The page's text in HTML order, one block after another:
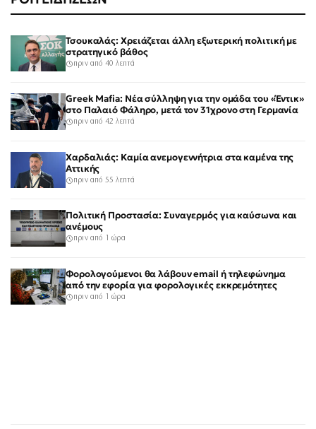
Τσουκαλάς: Χρειάζεται άλλη εξωτερική πολιτική με
στρατηγικό βάθος
πριν από 40 λεπτά
Greek Mafia: Νέα σύλληψη για την ομάδα του «Έντικ»
στο Παλαιό Φάληρο, μετά τον 31χρονο στη Γερμανία
πριν από 42 λεπτά
Χαρδαλιάς: Καμία ανεμογεννήτρια στα καμένα της
Αττικής
πριν από 55 λεπτά
Πολιτική Προστασία: Συναγερμός για καύσωνα και
ανέμους
πριν από 1 ώρα
Φορολογούμενοι θα λάβουν email ή τηλεφώνημα
από την εφορία για φορολογικές εκκρεμότητες
πριν από 1 ώρα